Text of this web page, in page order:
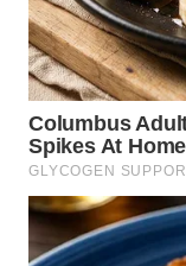
WN DELI
SERDANG
WN
TEBING
TINGGI
WN
PAKPAK